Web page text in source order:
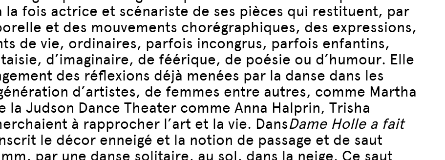
la fois actrice et scénariste de ses pièces qui restituent, par
et des mouvements chorégraphiques, des expressions,
de vie, ordinaires, parfois incongrus, parfois enfantins,
d’imaginaire, de féérique, de poésie ou d’humour. Elle
des réflexions déjà menées par la danse dans les
d’artistes, de femmes entre autres, comme Martha
la Judson Dance Theater comme Anna Halprin, Trisha
à rapprocher l’art et la vie. DansDame Holle a fait
le décor enneigé et la notion de passage et de saut
par une danse solitaire, au sol, dans la neige. Ce saut